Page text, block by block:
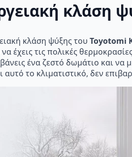
κλάση
κλάση ψύξης του Toyotomi
να έχεις τις πολικές
ένα ζεστό δωμάτιο και να
αυτό το κλιματιστικό, δεν